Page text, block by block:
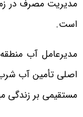
مدیریت مصرف در
است.
مدیرعامل آب
اصلی تأمین آب
مستقیمی بر زندگی